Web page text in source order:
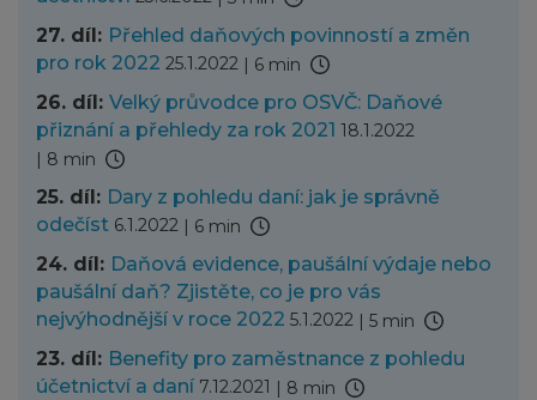
27. díl: Přehled daňových povinností a změn
pro rok 2022 25.1.2022 | 6 min
26. díl: Velký průvodce pro OSVČ: Daňové
přiznání a přehledy za rok 2021 18.1.2022
| 8 min
25. díl: Dary z pohledu daní: jak je správně
odečíst 6.1.2022 | 6 min
24. díl: Daňová evidence, paušální výdaje nebo
paušální daň? Zjistěte, co je pro vás
nejvýhodnější v roce 2022 5.1.2022 | 5 min
23. díl: Benefity pro zaměstnance z pohledu
účetnictví a daní 7.12.2021 | 8 min